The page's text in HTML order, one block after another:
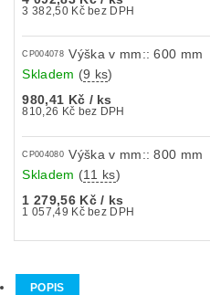
3 382,50 Kč bez DPH
CP004078 Výška v mm:: 600 mm
Skladem (9 ks)
980,41 Kč / ks
810,26 Kč bez DPH
CP004080 Výška v mm:: 800 mm
Skladem (11 ks)
1 279,56 Kč/ ks
1 057,49 Kč bez DPH
POPIS